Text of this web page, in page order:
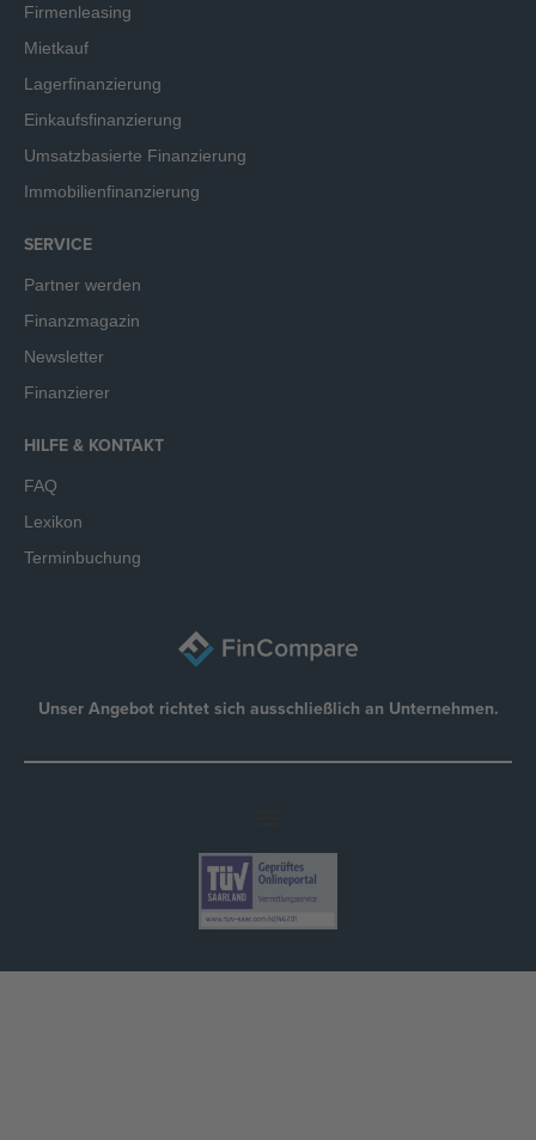
Firmenleasing
Mietkauf
Lagerfinanzierung
Einkaufsfinanzierung
Umsatzbasierte Finanzierung
Immobilienfinanzierung
SERVICE
Partner werden
Finanzmagazin
Newsletter
Finanzierer
HILFE & KONTAKT
FAQ
Lexikon
Terminbuchung
Unser Angebot richtet sich ausschließlich an Unternehmen.